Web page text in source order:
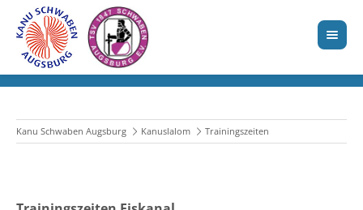
Kanu Schwaben Augsburg Kanuslalom Trainingszeiten